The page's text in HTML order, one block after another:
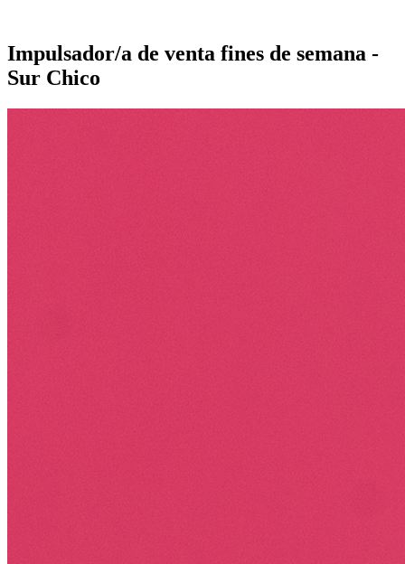
Impulsador/a de venta fines de semana -
Sur Chico